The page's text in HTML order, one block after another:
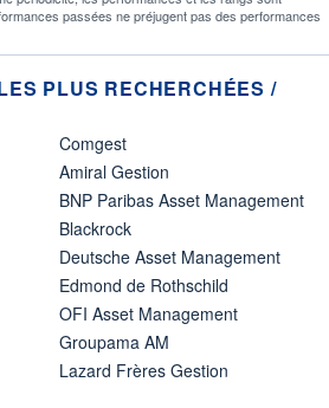
passées ne préjugent pas des performances
PLUS RECHERCHÉES /
Comgest
Amiral Gestion
BNP Paribas Asset Management
Blackrock
Deutsche Asset Management
Edmond de Rothschild
OFI Asset Management
Groupama AM
Lazard Frères Gestion